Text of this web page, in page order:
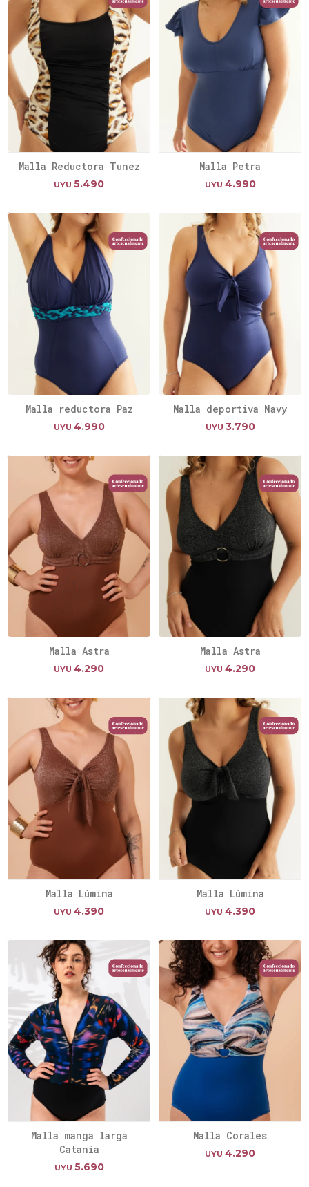
Malla Reductora Tunez
UYU 5.490
Malla Petra
UYU 4.990
Malla reductora Paz
UYU 4.990
Malla deportiva Navy
UYU 3.790
Malla Astra
UYU 4.290
Malla Astra
UYU 4.290
Malla Lúmina
UYU 4.390
Malla Lúmina
UYU 4.390
Malla manga larga
Catania
UYU 5.690
Malla Corales
UYU 4.290